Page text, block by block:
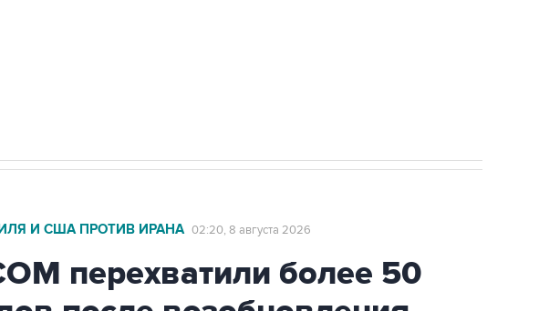
И США ПРОТИВ ИРАНА 02:20, 8 августа 2026
перехватили более 50